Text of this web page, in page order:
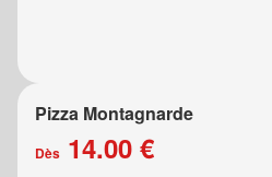
Pizza Montagnarde
Dès 14.00 €